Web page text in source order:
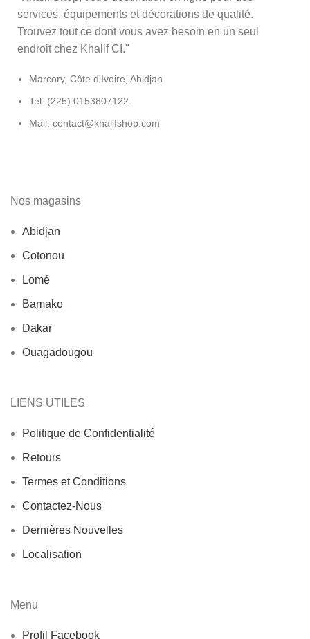
services, équipements et décorations de qualité.
Trouvez tout ce dont vous avez besoin en un seul
endroit chez Khalif CI."
Marcory, Côte d'Ivoire, Abidjan
Tel: (225) 0153807122
Mail: contact@khalifshop.com
Nos magasins
Abidjan
Cotonou
Lomé
Bamako
Dakar
Ouagadougou
LIENS UTILES
Politique de Confidentialité
Retours
Termes et Conditions
Contactez-Nous
Dernières Nouvelles
Localisation
Menu
Profil Facebook